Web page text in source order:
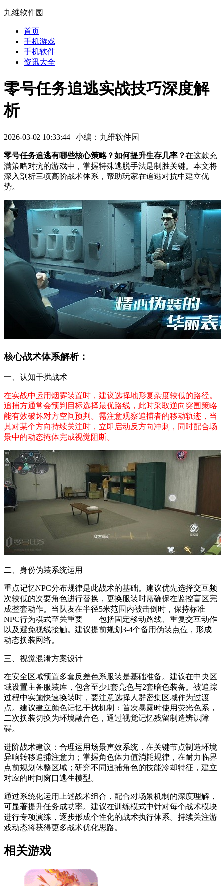
九维软件园
首页
手机游戏
手机软件
资讯大全
零号任务追逃实战技巧深度解
析
2026-03-02 10:33:44 小编：九维软件园
零号任务追逃有哪些核心策略？如何提升生存几率？在这款充
满策略对抗的游戏中，掌握特殊逃脱手法是制胜关键。本文将
深入剖析三项高阶战术体系，帮助玩家在追逃对抗中建立优
势。
核心战术体系解析：
一、认知干扰战术
在实战中运用烟雾装置时，建议选择地形复杂度较低的路径。
追捕方通常会预判目标选择最优路线，此时采取逆向突围策略
能有效破坏对方空间预判。需注意观察追捕者的移动轨迹，当
其对某个方向持续关注时，立即启动反方向冲刺，同时配合场
景中的动态掩体完成视觉阻断。
二、身份伪装系统运用
重点记忆NPC分布规律是此战术的基础。建议优先选择交互频
次较低的次要角色进行替换，更换服装时需确保在监控盲区完
成整套动作。当队友在半径5米范围内被击倒时，保持标准
NPC行为模式至关重要——包括固定移动路线、重复交互动作
以及避免视线接触。建议提前规划3-4个备用伪装点位，形成
动态换装网络。
三、视觉混淆方案设计
在安全区域预置多套反差色系服装是基础准备。建议在中央区
域设置主备服装库，包含至少1套亮色与2套暗色装备。被追踪
过程中实施快速换装时，要注意选择人群密集区域作为过渡
点。建议建立颜色记忆干扰机制：首次暴露时使用荧光色系，
二次换装切换为环境融合色，通过视觉记忆残留制造辨识障
碍。
进阶战术建议：合理运用场景声效系统，在关键节点制造环境
异响转移追捕注意力；掌握角色体力值消耗规律，在耐力临界
点前规划休整区域；研究不同追捕角色的技能冷却特征，建立
对应的时间窗口逃生模型。
通过系统化运用上述战术组合，配合对场景机制的深度理解，
可显著提升任务成功率。建议在训练模式中针对每个战术模块
进行专项演练，逐步形成个性化的战术执行体系。持续关注游
戏动态将获得更多战术优化思路。
相关游戏